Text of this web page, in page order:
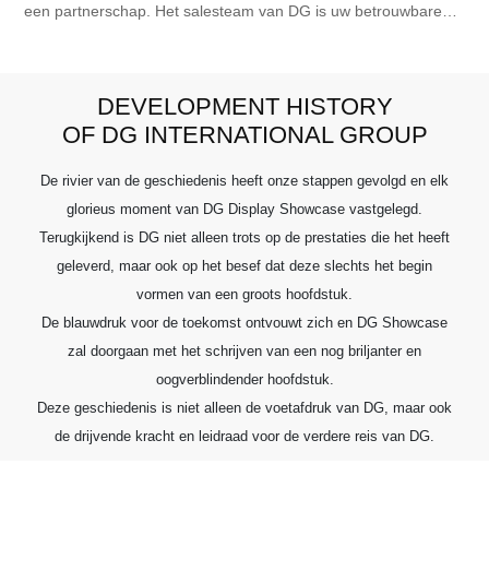
een partnerschap. Het salesteam van DG is uw betrouwbare
transacties en erkent het belang van het begrijpen van
klantpijnpunten als eerste instinct. Onze kernfilosofie voor
service is om verder te gaan dan transacties om de essentie
van klantbehoeften echt te begrijpen.
DEVELOPMENT HISTORY
OF DG INTERNATIONAL GROUP
De rivier van de geschiedenis heeft onze stappen gevolgd en elk
glorieus moment van DG Display Showcase vastgelegd.
Terugkijkend is DG niet alleen trots op de prestaties die het heeft
geleverd, maar ook op het besef dat deze slechts het begin
vormen van een groots hoofdstuk.
De blauwdruk voor de toekomst ontvouwt zich en DG Showcase
zal doorgaan met het schrijven van een nog briljanter en
oogverblindender hoofdstuk.
Deze geschiedenis is niet alleen de voetafdruk van DG, maar ook
de drijvende kracht en leidraad voor de verdere reis van DG.